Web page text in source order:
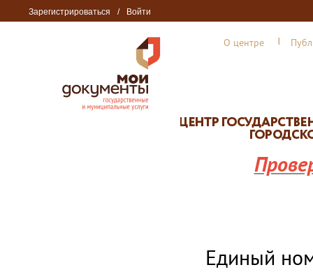
Зарегистрироваться / Войти
О центре
Единый